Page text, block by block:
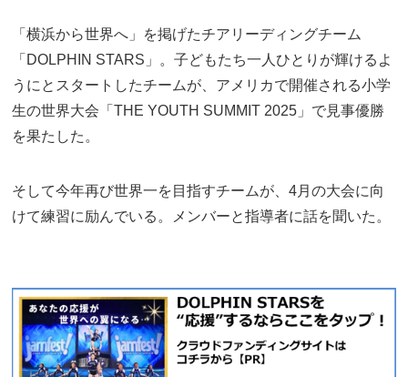
「横浜から世界へ」を掲げたチアリーディングチーム
「DOLPHIN STARS」。子どもたち一人ひとりが輝けるよ
うにとスタートしたチームが、アメリカで開催される小学
生の世界大会「THE YOUTH SUMMIT 2025」で見事優勝
を果たした。
そして今年再び世界一を目指すチームが、4月の大会に向
けて練習に励んでいる。メンバーと指導者に話を聞いた。